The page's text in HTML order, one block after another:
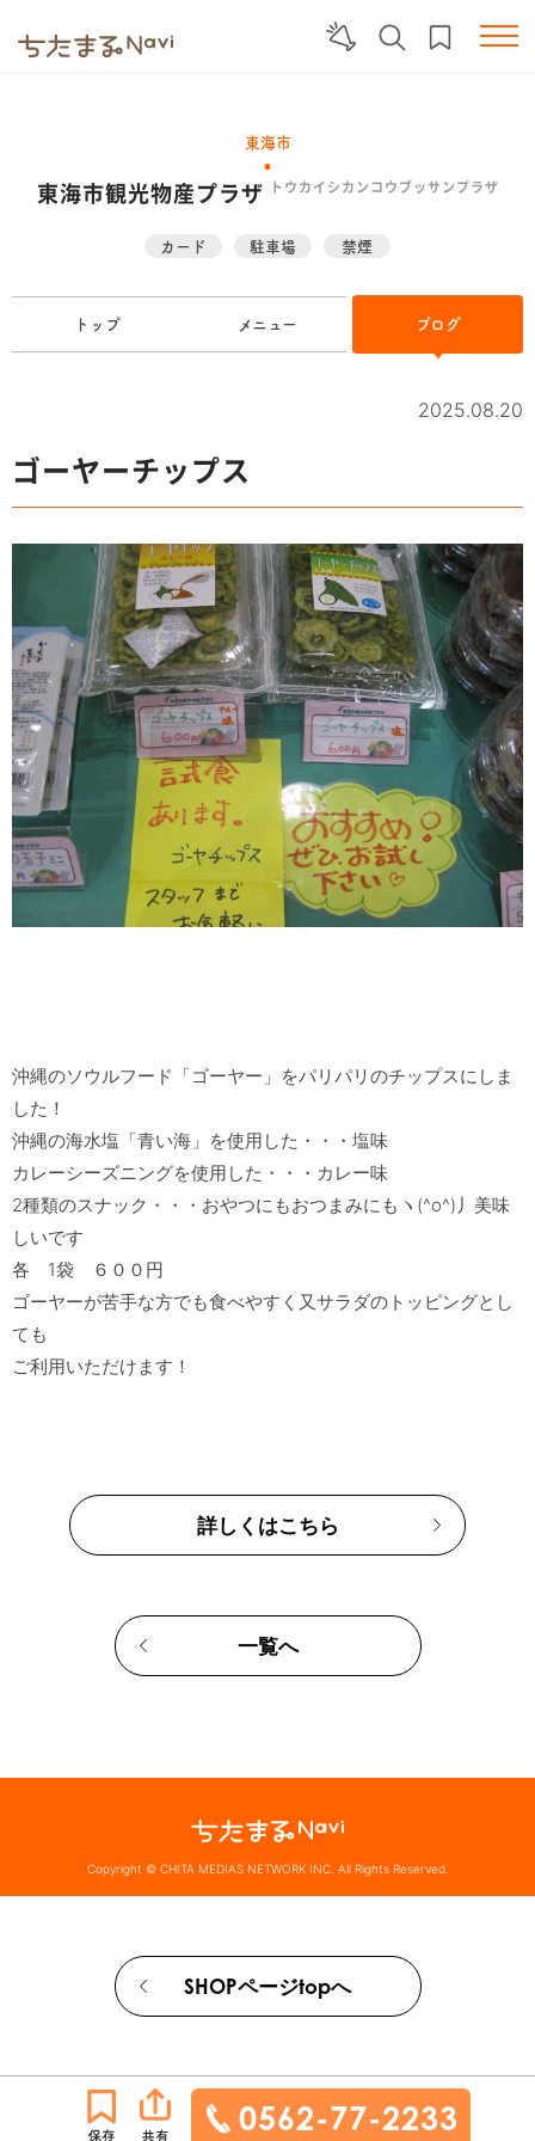
0562-77-2233
東海市
東海市観光物産プラザ トウカイシカンコウブッサンプラザ
カード 駐車場 禁煙
トップ メニュー ブログ
2025.08.20
ゴーヤーチップス
沖縄のソウルフード「ゴーヤー」をパリパリのチップスにしま
した！
沖縄の海水塩「青い海」を使用した・・・塩味
カレーシーズニングを使用した・・・カレー味
2種類のスナック・・・おやつにもおつまみにもヽ(^o^)丿美味
しいです
各　1袋　６００円
ゴーヤーが苦手な方でも食べやすく又サラダのトッピングとし
ても
詳しくはこちら
一覧へ
Copyright © CHITA MEDIAS NETWORK INC. All Rights Reserved.
SHOPページtopへ